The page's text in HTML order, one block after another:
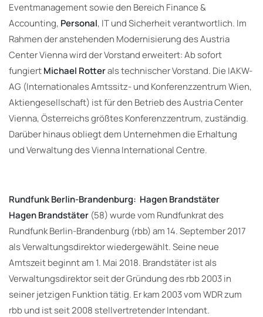
Eventmanagement sowie den Bereich Finance &
Accounting, Personal, IT und Sicherheit verantwortlich. Im
Rahmen der anstehenden Modernisierung des Austria
Center Vienna wird der Vorstand erweitert: Ab sofort
fungiertMichael Rotterals technischer Vorstand. Die IAKW-
AG (Internationales Amtssitz- und Konferenzzentrum Wien,
Aktiengesellschaft) ist für den Betrieb des Austria Center
Vienna, Österreichs größtes Konferenzzentrum, zuständig.
Darüber hinaus obliegt dem Unternehmen die Erhaltung
und Verwaltung des Vienna International Centre.
Rundfunk Berlin-Brandenburg: Hagen Brandstäter
Hagen Brandstäter (58) wurde vom Rundfunkrat des
Rundfunk Berlin-Brandenburg (rbb) am 14. September 2017
als Verwaltungsdirektor wiedergewählt. Seine neue
Amtszeit beginnt am 1. Mai 2018. Brandstäter ist als
Verwaltungsdirektor seit der Gründung des rbb 2003 in
seiner jetzigen Funktion tätig. Er kam 2003 vom WDR zum
rbb und ist seit 2008 stellvertretender Intendant.